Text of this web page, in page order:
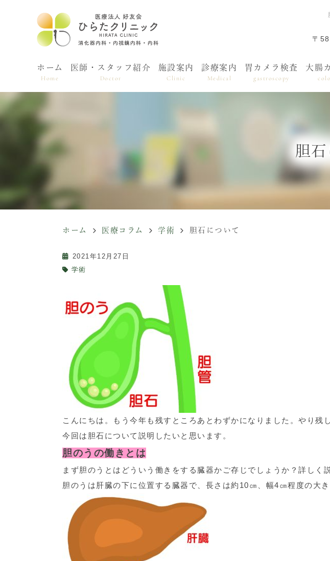
〒
ホーム
Home
医師・スタッフ紹介
Doctor
施設案内
Clinic
診療案内
Medical
胃カメラ検査
gastroscopy
大腸
胆
ホーム 医療コラム 学術 胆石について
2021年12月27日
学術
こんにちは。もう今年も残すところあとわずかになりました。やり残
今回は胆石について説明したいと思います。
胆のうの働きとは
まず胆のうとはどういう働きをする臓器かご存じでしょうか？詳しく
胆のうは肝臓の下に位置する臓器で、長さは約10㎝、幅4㎝程度の大き